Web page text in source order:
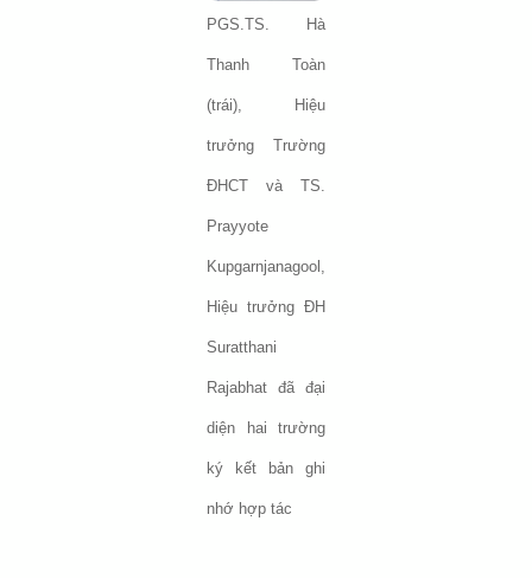
PGS.TS. Hà
Thanh Toàn
(trái), Hiệu
trưởng Trường
ĐHCT và TS.
Prayyote
Kupgarnjanagool,
Hiệu trưởng ĐH
Suratthani
Rajabhat đã đại
diện hai trường
ký kết bản ghi
nhớ hợp tác